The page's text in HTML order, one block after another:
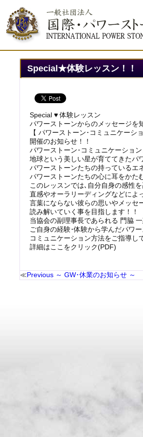
Special★体験レッスン！！
Special ♥ 体験レッスン
パワーストーンからのメッセージを
【 パワーストーン･コミュニケーショ
開催のお知らせ！！
パワーストーン･コミュニケーション
地球という美しい星が育ててきたパ
パワーストーンたちの持っているエ
パワーストーンたちの心に耳をかた
このレッスンでは､自分自身の感性を
直感やオーラリーディングなどによ
言葉にならない彼らの思いやメッセ
読み解いていく事を目指します！！
当協会の副理事長であられる 門脇
ご自身の経験･体験から学んだパワ
コミュニケーション方法をご指導し
詳細はここをクリック(PDF)
Previous ～ GW･休業のお知らせ ～